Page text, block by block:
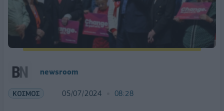
newsroom
ΚΟΣΜΟΣ 05/07/2024 08:28